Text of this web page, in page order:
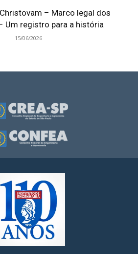
– Marco legal dos
Um registro para a história
15/06/2026